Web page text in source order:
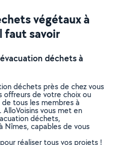
végétaux à
faut savoir
déchets à
déchets près de chez vous
offreurs de votre choix ou
tous les membres à
vous met en
déchets,
Nîmes, capables de vous
réaliser tous vos projets !